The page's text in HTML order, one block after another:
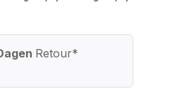
Retour*